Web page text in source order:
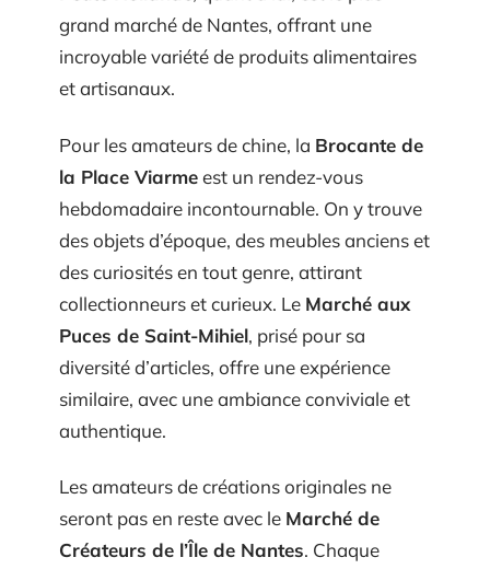
grand marché de Nantes, offrant une
incroyable variété de produits alimentaires
et artisanaux.
Pour les amateurs de chine, la Brocante de
la Place Viarmeest un rendez-vous
hebdomadaire incontournable. On y trouve
des objets d’époque, des meubles anciens et
des curiosités en tout genre, attirant
collectionneurs et curieux. Le Marché aux
Puces de Saint-Mihiel, prisé pour sa
diversité d’articles, offre une expérience
similaire, avec une ambiance conviviale et
authentique.
Les amateurs de créations originales ne
seront pas en reste avec le Marché de
Créateurs de l’Île de Nantes. Chaque